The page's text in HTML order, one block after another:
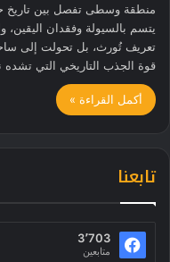
منطقة وسطى تفصل بين تاريخ
يتسم بالسيولة وفقدان اليقين،
تعريف تُورث، بل تحولت إلى
قوة الجذب التاريخي التي
أكمل القراءة »
تابعنا
3٬703
متابعين